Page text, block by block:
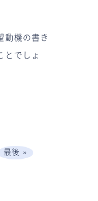
動機の書き
とでしょ
最後 »